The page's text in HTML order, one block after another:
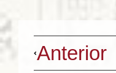
Anterior